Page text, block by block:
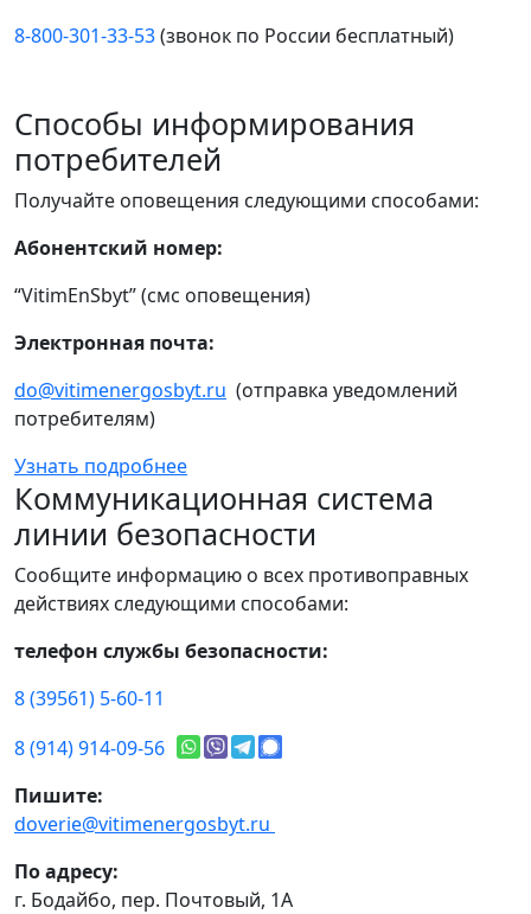
8-800-301-33-53(звонок по России бесплатный)
Способы информирования
потребителей
Получайте оповещения следующими способами:
Абонентский номер:
“VitimEnSbyt” (смс оповещения)
Электронная почта:
do@vitimenergosbyt.ru (отправка уведомлений
потребителям)
Узнать подробнее
Коммуникационная система
линии безопасности
Сообщите информацию о всех противоправных
действиях следующими способами:
телефон службы безопасности:
8 (39561) 5-60-11
8 (914) 914-09-56
Пишите:
doverie@vitimenergosbyt.ru
По адресу:
г. Бодайбо, пер. Почтовый, 1А